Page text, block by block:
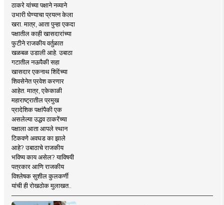
ठाकरे यांच्या पक्षाने नव्याने
उभारी घेण्याचा प्रयत्न केला
खरा. मात्र, आता पुन्हा एकदा
पक्षातील काही खासदारांच्या
फुटीने राजकीय वर्तुळात
खळबळ उडाली आहे. उबाठा
गटातील नऊपैकी सहा
खासदार एकनाथ शिंदेंच्या
शिवसेनेत प्रवेश करणार
आहेत. मात्र, एकेकाळी
महाराष्ट्रातील प्रमुख
प्रादेशिक पक्षांपैकी एक
असलेल्या उद्धव ठाकरेंच्या
पक्षाला आता आपले स्थान
टिकवणे अवघड का झाले
आहे? उबाठाचे राजकीय
भविष्य काय असेल? याविषयी
पत्रकार आणि राजकीय
विश्लेषक सुशील कुलकर्णी
यांची ही रोखठोक मुलाखत..